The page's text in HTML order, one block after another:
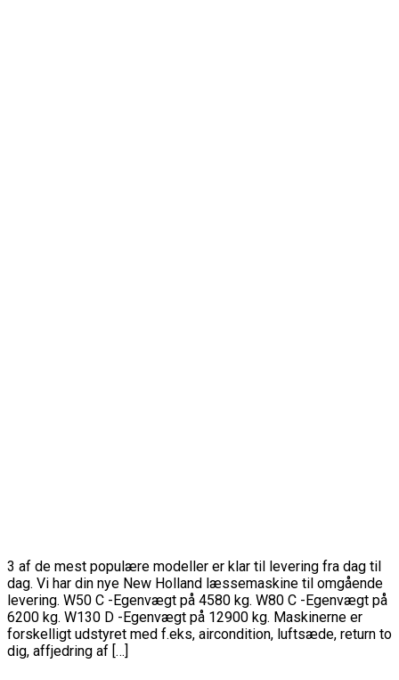
3 af de mest populære modeller er klar til levering fra dag til
dag. Vi har din nye New Holland læssemaskine til omgående
levering. W50 C -Egenvægt på 4580 kg. W80 C -Egenvægt på
6200 kg. W130 D -Egenvægt på 12900 kg. Maskinerne er
forskelligt udstyret med f.eks, aircondition, luftsæde, return to
dig, affjedring af […]